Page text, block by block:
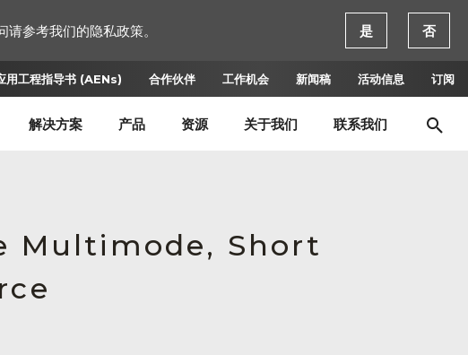
用工程指导书 (AENs) 合作伙伴 工作机会 新闻稿 活动信息 订阅
解决方案 产品 资源 关于我们 联系我们
Multimode, Short
参考我们的隐私政策。 是 否